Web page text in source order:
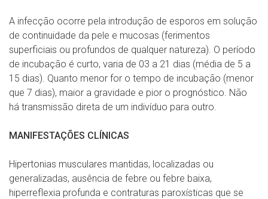
A infecção ocorre pela introdução de esporos em solução
de continuidade da pele e mucosas (ferimentos
superficiais ou profundos de qualquer natureza). O período
de incubação é curto, varia de 03 a 21 dias (média de 5 a
15 dias). Quanto menor for o tempo de incubação (menor
que 7 dias), maior a gravidade e pior o prognóstico. Não
há transmissão direta de um indivíduo para outro.
MANIFESTAÇÕES CLÍNICAS
Hipertonias musculares mantidas, localizadas ou
generalizadas, ausência de febre ou febre baixa,
hiperreflexia profunda e contraturas paroxísticas que se